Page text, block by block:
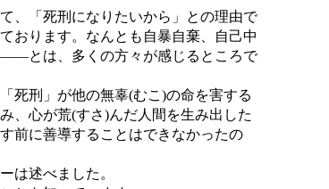
、「死刑になりたいから」との理由で
おります。なんとも自暴自棄、自己中
とは、多くの方々が感じるところで
死刑」が他の無辜(むこ)の命を害する
、心が荒(すさ)んだ人間を生み出した
前に善導することはできなかったの
は述べました。